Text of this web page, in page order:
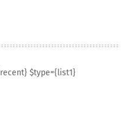
$type={list1}